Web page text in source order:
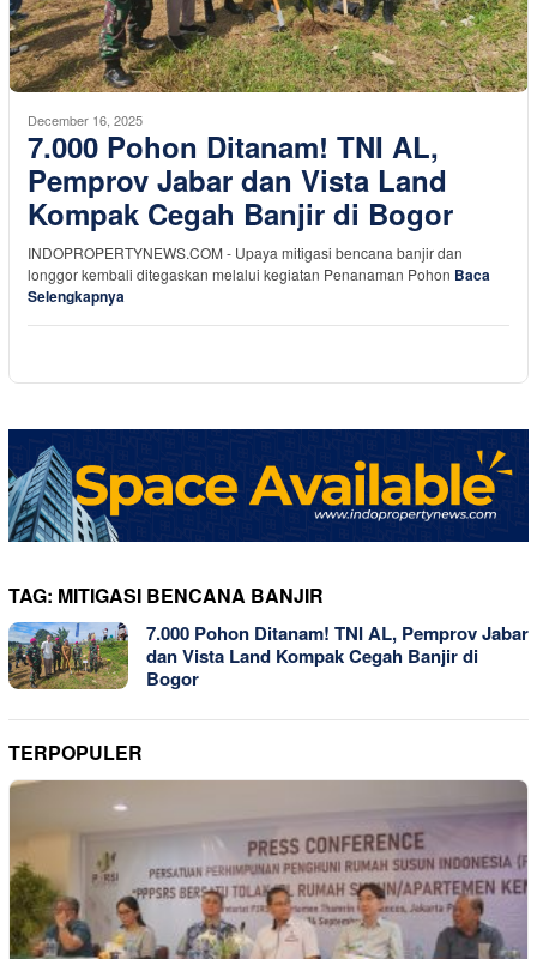
December 16, 2025
7.000 Pohon Ditanam! TNI AL,
Pemprov Jabar dan Vista Land
Kompak Cegah Banjir di Bogor
INDOPROPERTYNEWS.COM - Upaya mitigasi bencana banjir dan
longgor kembali ditegaskan melalui kegiatan Penanaman Pohon Baca
Selengkapnya
TAG: MITIGASI BENCANA BANJIR
7.000 Pohon Ditanam! TNI AL, Pemprov Jabar
dan Vista Land Kompak Cegah Banjir di
Bogor
TERPOPULER